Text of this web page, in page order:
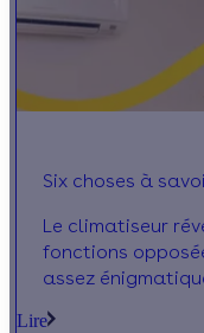
Six choses à
Le climatiseur
fonctions
assez
Lire